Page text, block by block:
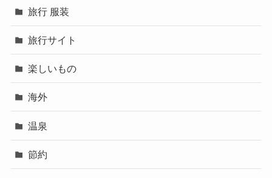
旅行 服装
旅行サイト
楽しいもの
海外
温泉
節約